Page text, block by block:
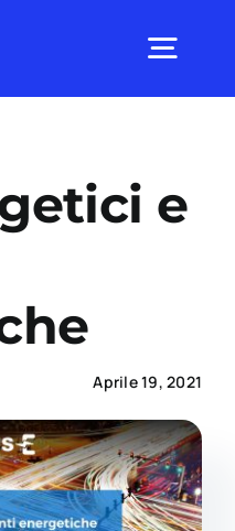
Stampa
e
Aprile 19, 2021